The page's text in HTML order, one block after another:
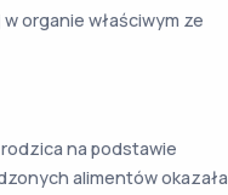
w organie właściwym ze
na podstawie
alimentów okazała